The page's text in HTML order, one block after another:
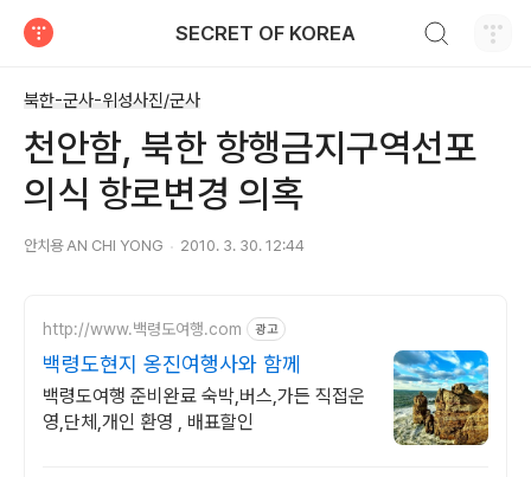
SECRET OF KOREA
북한-군사-위성사진/군사
천안함, 북한 항행금지구역선포
의식 항로변경 의혹
안치용 AN CHI YONG 2010. 3. 30. 12:44
http://www.백령도여행.com 광고
백령도현지 옹진여행사와 함께
백령도여행 준비완료 숙박,버스,가든 직접운
영,단체,개인 환영 , 배표할인